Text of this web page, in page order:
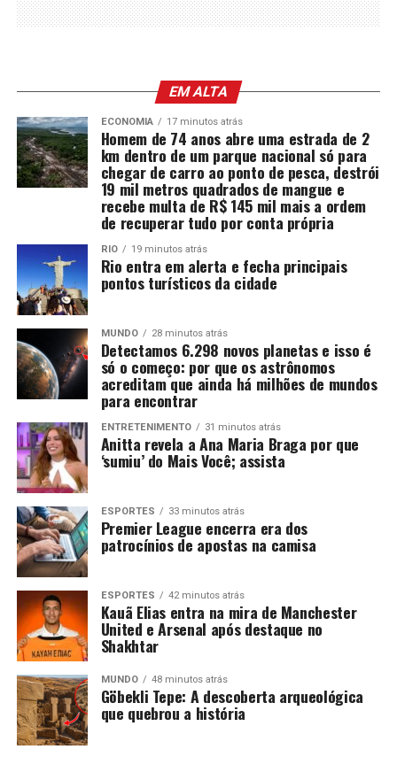
EM ALTA
ECONOMIA 17 minutos atrás
Homem de 74 anos abre uma estrada de 2
km dentro de um parque nacional só para
chegar de carro ao ponto de pesca, destrói
19 mil metros quadrados de mangue e
recebe multa de R$ 145 mil mais a ordem
de recuperar tudo por conta própria
RIO 19 minutos atrás
Rio entra em alerta e fecha principais
pontos turísticos da cidade
MUNDO 28 minutos atrás
Detectamos 6.298 novos planetas e isso é
só o começo: por que os astrônomos
acreditam que ainda há milhões de mundos
para encontrar
ENTRETENIMENTO 31 minutos atrás
Anitta revela a Ana Maria Braga por que
‘sumiu’ do Mais Você; assista
ESPORTES 33 minutos atrás
Premier League encerra era dos
patrocínios de apostas na camisa
ESPORTES 42 minutos atrás
Kauã Elias entra na mira de Manchester
United e Arsenal após destaque no
Shakhtar
MUNDO 48 minutos atrás
Göbekli Tepe: A descoberta arqueológica
que quebrou a história